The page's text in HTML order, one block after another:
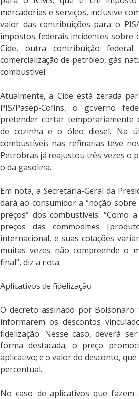
mercadorias e serviços, inclusive
valor das contribuições para o
impostos federais incidentes sobre
Cide, outra contribuição
comercialização de petróleo, gás
combustível.
Atualmente, a Cide está zerada
PIS/Pasep-Cofins, o governo
pretender cortar temporariamente
de cozinha e o óleo diesel. Na
combustíveis nas refinarias teve
Petrobras já reajustou três vezes o
o da gasolina.
Em nota, a Secretaria-Geral da
dará ao consumidor a “noção
preços” dos combustíveis. “Como
preços das commodities
internacional, e suas cotações
muitas vezes não compreende o
final”, diz a nota.
Aplicativos de fidelização
O decreto assinado por
informarem os descontos
fidelização. Nesse caso, deverá
forma destacada; o preço
aplicativo; e o valor do desconto,
percentual.
No caso de aplicativos que